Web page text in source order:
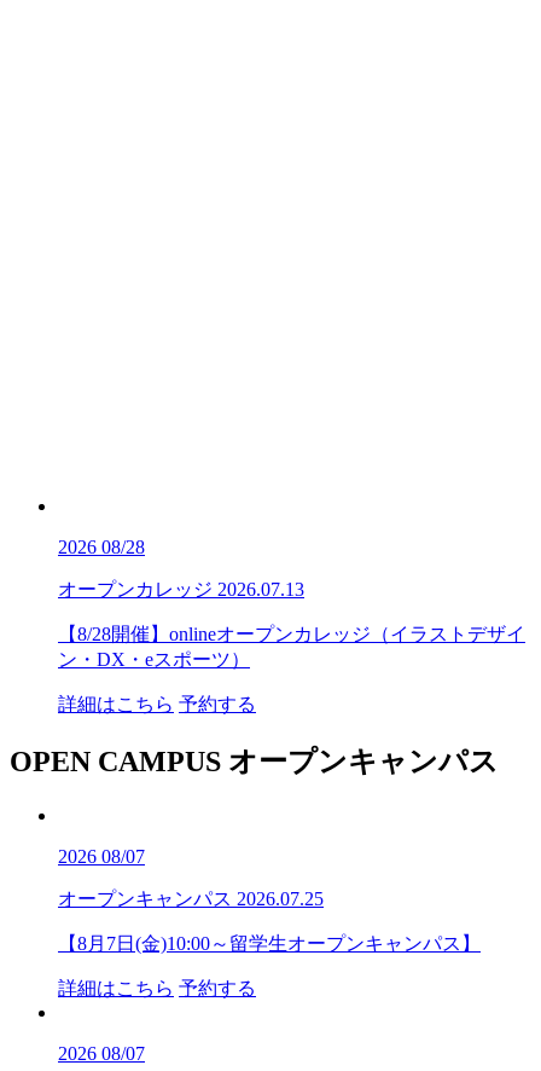
2026 08/28
オープンカレッジ 2026.07.13
【8/28開催】onlineオープンカレッジ（イラストデザイ
ン・DX・eスポーツ）
詳細はこちら 予約する
OPEN CAMPUS オープンキャンパス
2026 08/07
オープンキャンパス 2026.07.25
【8月7日(金)10:00～留学生オープンキャンパス】
詳細はこちら 予約する
2026 08/07